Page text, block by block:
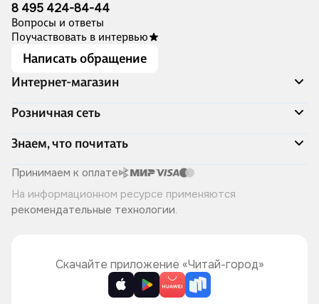
8 495 424-84-44
Вопросы и ответы
Поучаствовать в интервью
Написать обращение
Интернет-магазин
Акции
Доставка и оплата
Программа лояльности
Подарочные сертификаты
Правила продажи
Политика конфиденциальности
Розничная сеть
Адреса магазинов
Книжный Дозор
О компании
Читай-город для бизнеса
Хотите у нас работать?
Знаем, что почитать
Скоро в продаже
Лучшие из лучших
Читай-журнал
Принимаем к оплате
На информационном ресурсе применяются
рекомендательные технологии.
Скачайте приложение «Читай-город»